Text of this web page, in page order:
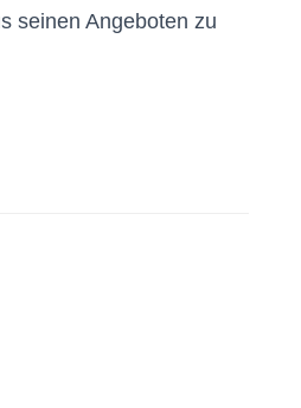
seinen Angeboten zu